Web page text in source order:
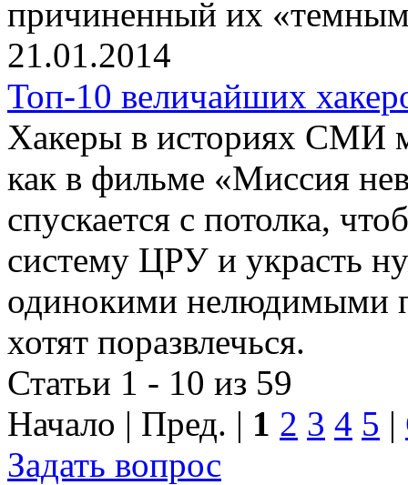
причиненный их
21.01.2014
Топ-10 величайших
Хакеры в историях СМИ
как в фильме «Миссия
спускается с потолка,
систему ЦРУ и украсть
одинокими нелюдимыми
хотят поразвлечься.
Статьи 1 - 10 из 59
Начало | Пред. | 1 2 3 4 5 |
Задать вопрос